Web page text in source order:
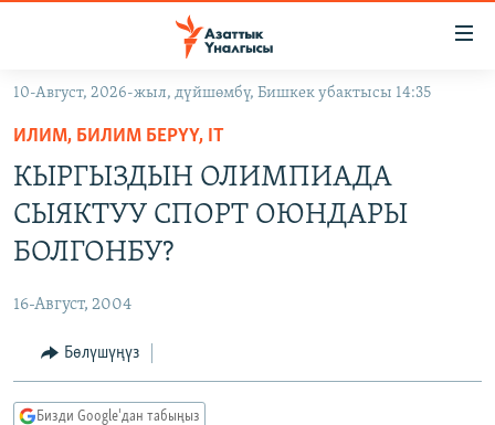
Навигацияга
өтүңүз
Издөөгө
салыңыз
САЯСАТ
МАДАНИЯТ
ДҮЙНӨ
УКРАИНА
ТВ ПРОГРАММАЛАР
БҮГҮН АЗАТТЫКТА
ПОДКАСТ
10-Август, 2026-жыл, дүйшөмбү, Бишкек убактысы 14:35
ИЛИМ, БИЛИМ БЕРҮҮ, IT
КЫРГЫЗДЫН ОЛИМПИАДА
СЫЯКТУУ СПОРТ ОЮНДАРЫ
БОЛГОНБУ?
16-Август, 2004
Бөлүшүңүз
Бизди Google'дан табыңыз